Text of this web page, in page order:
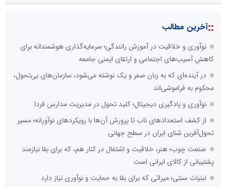
::آخرین مطالب
نوآوری و خلاقیت در آموزش رانندگی؛ سرمایه‌گذاری هوشمندانه برای
کاهش آسیب‌های اجتماعی و ارتقای ایمنی جامعه
در آینده‌ای که به زبان صفر و یک نوشته می‌شود، سازمان‌های بی‌تحول،
محکوم به فراموشی‌اند
نوآوری و یادگیری دیجیتال؛ کلید تحول در مدیریت مدارس فردا
از کشف استعدادهای ناب تا پرورش آن‌ها با رویکردهای نوآورانه؛ مسیر
تحول‌آفرین شنای ایران در سطح جهانی
صنعت چوب؛ هنر، خلاقیت و اشتغال در کنار هم، که برای بقا نیازمند
پشتیبانی از کالای ایرانی است
لبنیات سنتی؛ میراثی که برای بقا به حمایت و نوآوری نیاز دارد